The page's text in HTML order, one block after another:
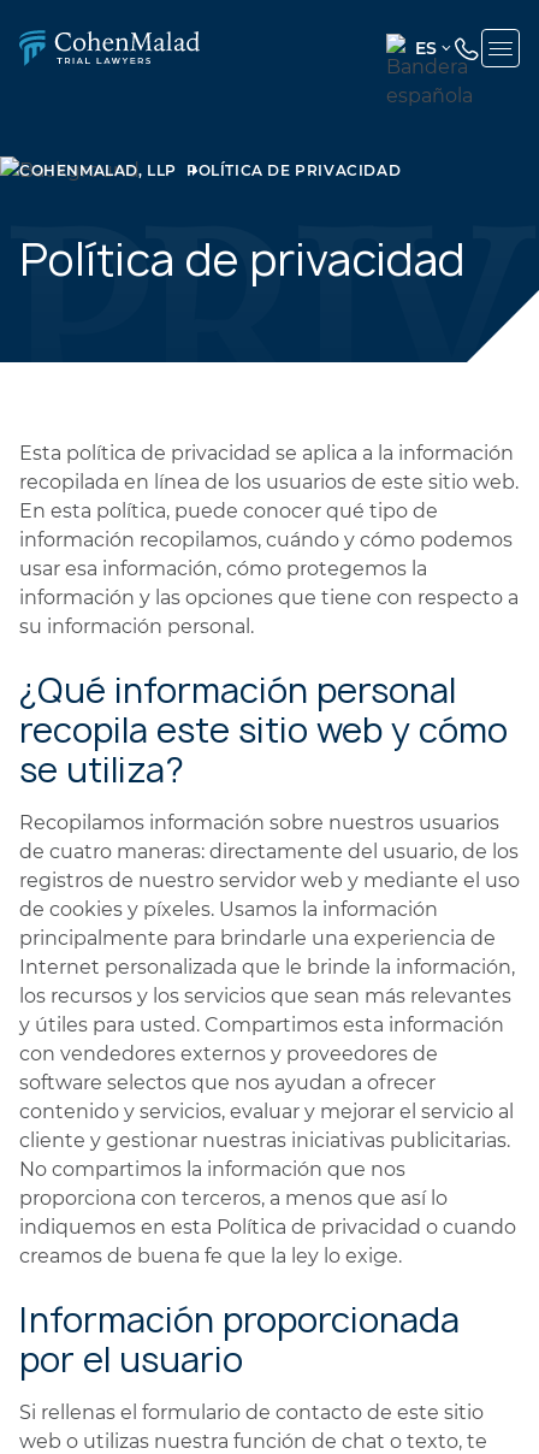
ES
ENGLISH
COHENMALAD, LLP POLÍTICA DE PRIVACIDAD
Política de privacidad
Esta política de privacidad se aplica a la información
recopilada en línea de los usuarios de este sitio web.
En esta política, puede conocer qué tipo de
información recopilamos, cuándo y cómo podemos
usar esa información, cómo protegemos la
información y las opciones que tiene con respecto a
su información personal.
¿Qué información personal
recopila este sitio web y cómo
se utiliza?
Recopilamos información sobre nuestros usuarios
de cuatro maneras: directamente del usuario, de los
registros de nuestro servidor web y mediante el uso
de cookies y píxeles. Usamos la información
principalmente para brindarle una experiencia de
Internet personalizada que le brinde la información,
los recursos y los servicios que sean más relevantes
y útiles para usted. Compartimos esta información
con vendedores externos y proveedores de
software selectos que nos ayudan a ofrecer
contenido y servicios, evaluar y mejorar el servicio al
cliente y gestionar nuestras iniciativas publicitarias.
No compartimos la información que nos
proporciona con terceros, a menos que así lo
indiquemos en esta Política de privacidad o cuando
creamos de buena fe que la ley lo exige.
Información proporcionada
por el usuario
Si rellenas el formulario de contacto de este sitio
web o utilizas nuestra función de chat o texto, te